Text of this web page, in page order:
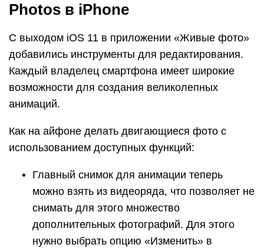
Photos в iPhone
С выходом iOS 11 в приложении «Живые фото»
добавились инструменты для редактирования.
Каждый владелец смартфона имеет широкие
возможности для создания великолепных
анимаций.
Как на айфоне делать двигающиеся фото с
использованием доступных функций:
Главный снимок для анимации теперь
можно взять из видеоряда, что позволяет не
снимать для этого множество
дополнительных фотографий. Для этого
нужно выбрать опцию «Изменить» в